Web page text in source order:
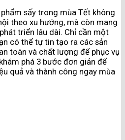
sấy trong mùa Tết không
theo xu hướng, mà còn mang
triển lâu dài. Chỉ cần một
có thể tự tin tạo ra các sản
toàn và chất lượng để phục vụ
phá 3 bước đơn giản để
quả và thành công ngay mùa